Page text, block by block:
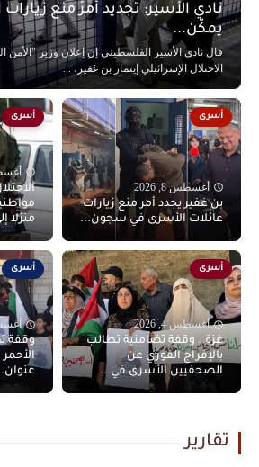
نادي الأسير: تجديد أمرَ منع
يمكّن...
قال نادي الأسير الفلسطيني إن إعلان وزير
الاحتلال الإسرائيلي إيتمار بن غفير، ...
أسرى
أغسطس 8, 2026
بن غفير يجدد أمر منع زيارات
عائلات الأسرى في سجون...
أسرى
أغسطس
منزلا
أسرى
أغسطس 4, 2026
غزة.. وقفة تضامنية تطالب
بالإفراج الفوري عن
الصحفيين الأسرى في...
أسرى
وقفة
تقارير